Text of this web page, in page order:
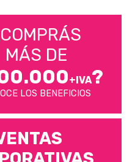
MÁS DE
+IVA?
LOS BENEFICIOS